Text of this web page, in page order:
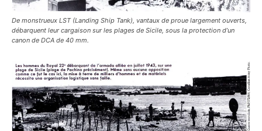
De monstrueux LST (Landing Ship Tank), vantaux de proue largement ouverts,
débarquent leur cargaison sur les plages de Sicile, sous la protection d’un
canon de DCA de 40 mm.